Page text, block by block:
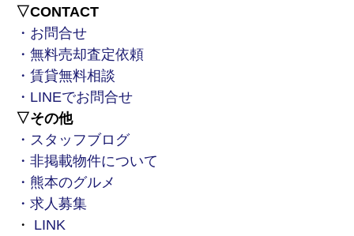
▽CONTACT
・お問合せ
・無料売却査定依頼
・賃貸無料相談
・LINEでお問合せ
▽その他
・スタッフブログ
・非掲載物件について
・熊本のグルメ
・求人募集
・ LINK